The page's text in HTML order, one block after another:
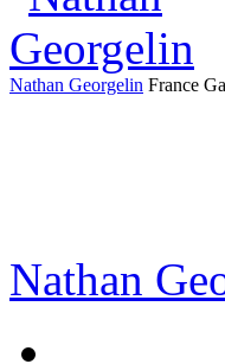
Nathan Georgelin France
Nathan